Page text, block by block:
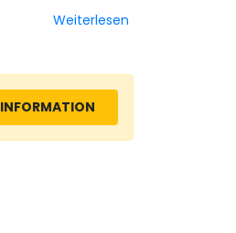
Weiterlesen
INFORMATION